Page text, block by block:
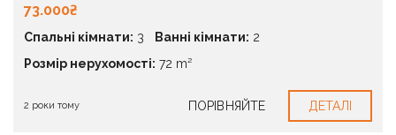
73.000₴
Спальні кімнати: 3 Ванні кімнати: 2
Розмір нерухомості: 72 m²
2 роки тому ПОРІВНЯЙТЕ ДЕТАЛІ